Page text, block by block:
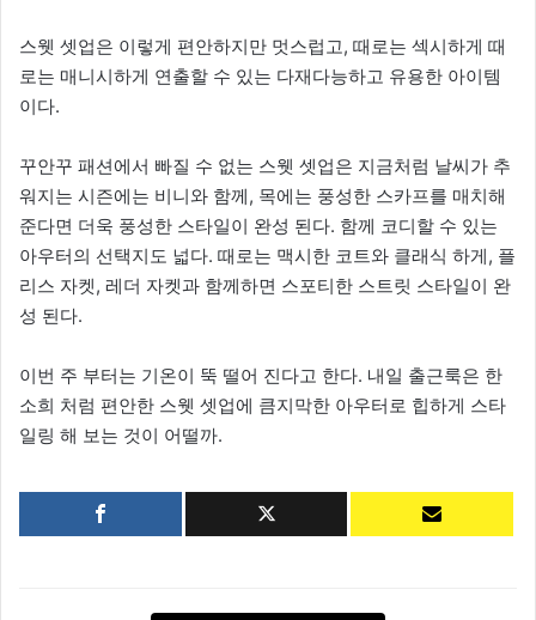
스웻 셋업은 이렇게 편안하지만 멋스럽고, 때로는 섹시하게 때
로는 매니시하게 연출할 수 있는 다재다능하고 유용한 아이템
이다.
꾸안꾸 패션에서 빠질 수 없는 스웻 셋업은 지금처럼 날씨가 추
워지는 시즌에는 비니와 함께, 목에는 풍성한 스카프를 매치해
준다면 더욱 풍성한 스타일이 완성 된다. 함께 코디할 수 있는
아우터의 선택지도 넓다. 때로는 맥시한 코트와 클래식 하게, 플
리스 자켓, 레더 자켓과 함께하면 스포티한 스트릿 스타일이 완
성 된다.
이번 주 부터는 기온이 뚝 떨어 진다고 한다. 내일 출근룩은 한
소희 처럼 편안한 스웻 셋업에 큼지막한 아우터로 힙하게 스타
일링 해 보는 것이 어떨까.